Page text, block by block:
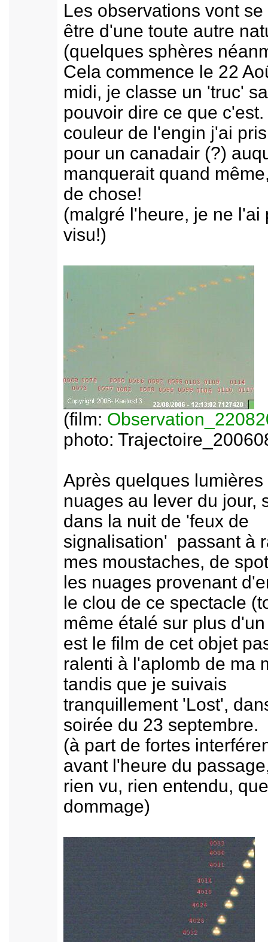
Les observations vont
être d'une toute autre
(quelques sphères
Cela commence le 22
midi, je classe un 'truc'
pouvoir dire ce que c'est.
couleur de l'engin j'ai
pour un canadair (?)
manquerait quand
de chose!
(malgré l'heure, je ne l'ai
visu!)
(film:
photo:
Après quelques
nuages au lever du jour,
dans la nuit de 'feux de
signalisation' passant à
mes moustaches, de
les nuages provenant
le clou de ce spectacle
même étalé sur plus
est le film de cet objet
ralenti à l'aplomb de ma
tandis que je suivais
tranquillement 'Lost',
soirée du 23 septembre.
(à part de fortes
avant l'heure du
rien vu, rien entendu,
dommage)